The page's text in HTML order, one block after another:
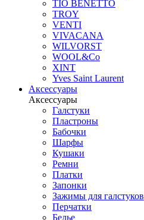
TIO BENETTO
TROY
VENTI
VIVACANA
WILVORST
WOOL&Co
XINT
Yves Saint Laurent
Аксессуары
Аксессуары
Галстуки
Пластроны
Бабочки
Шарфы
Кушаки
Ремни
Платки
Запонки
Зажимы для галстуков
Перчатки
Белье